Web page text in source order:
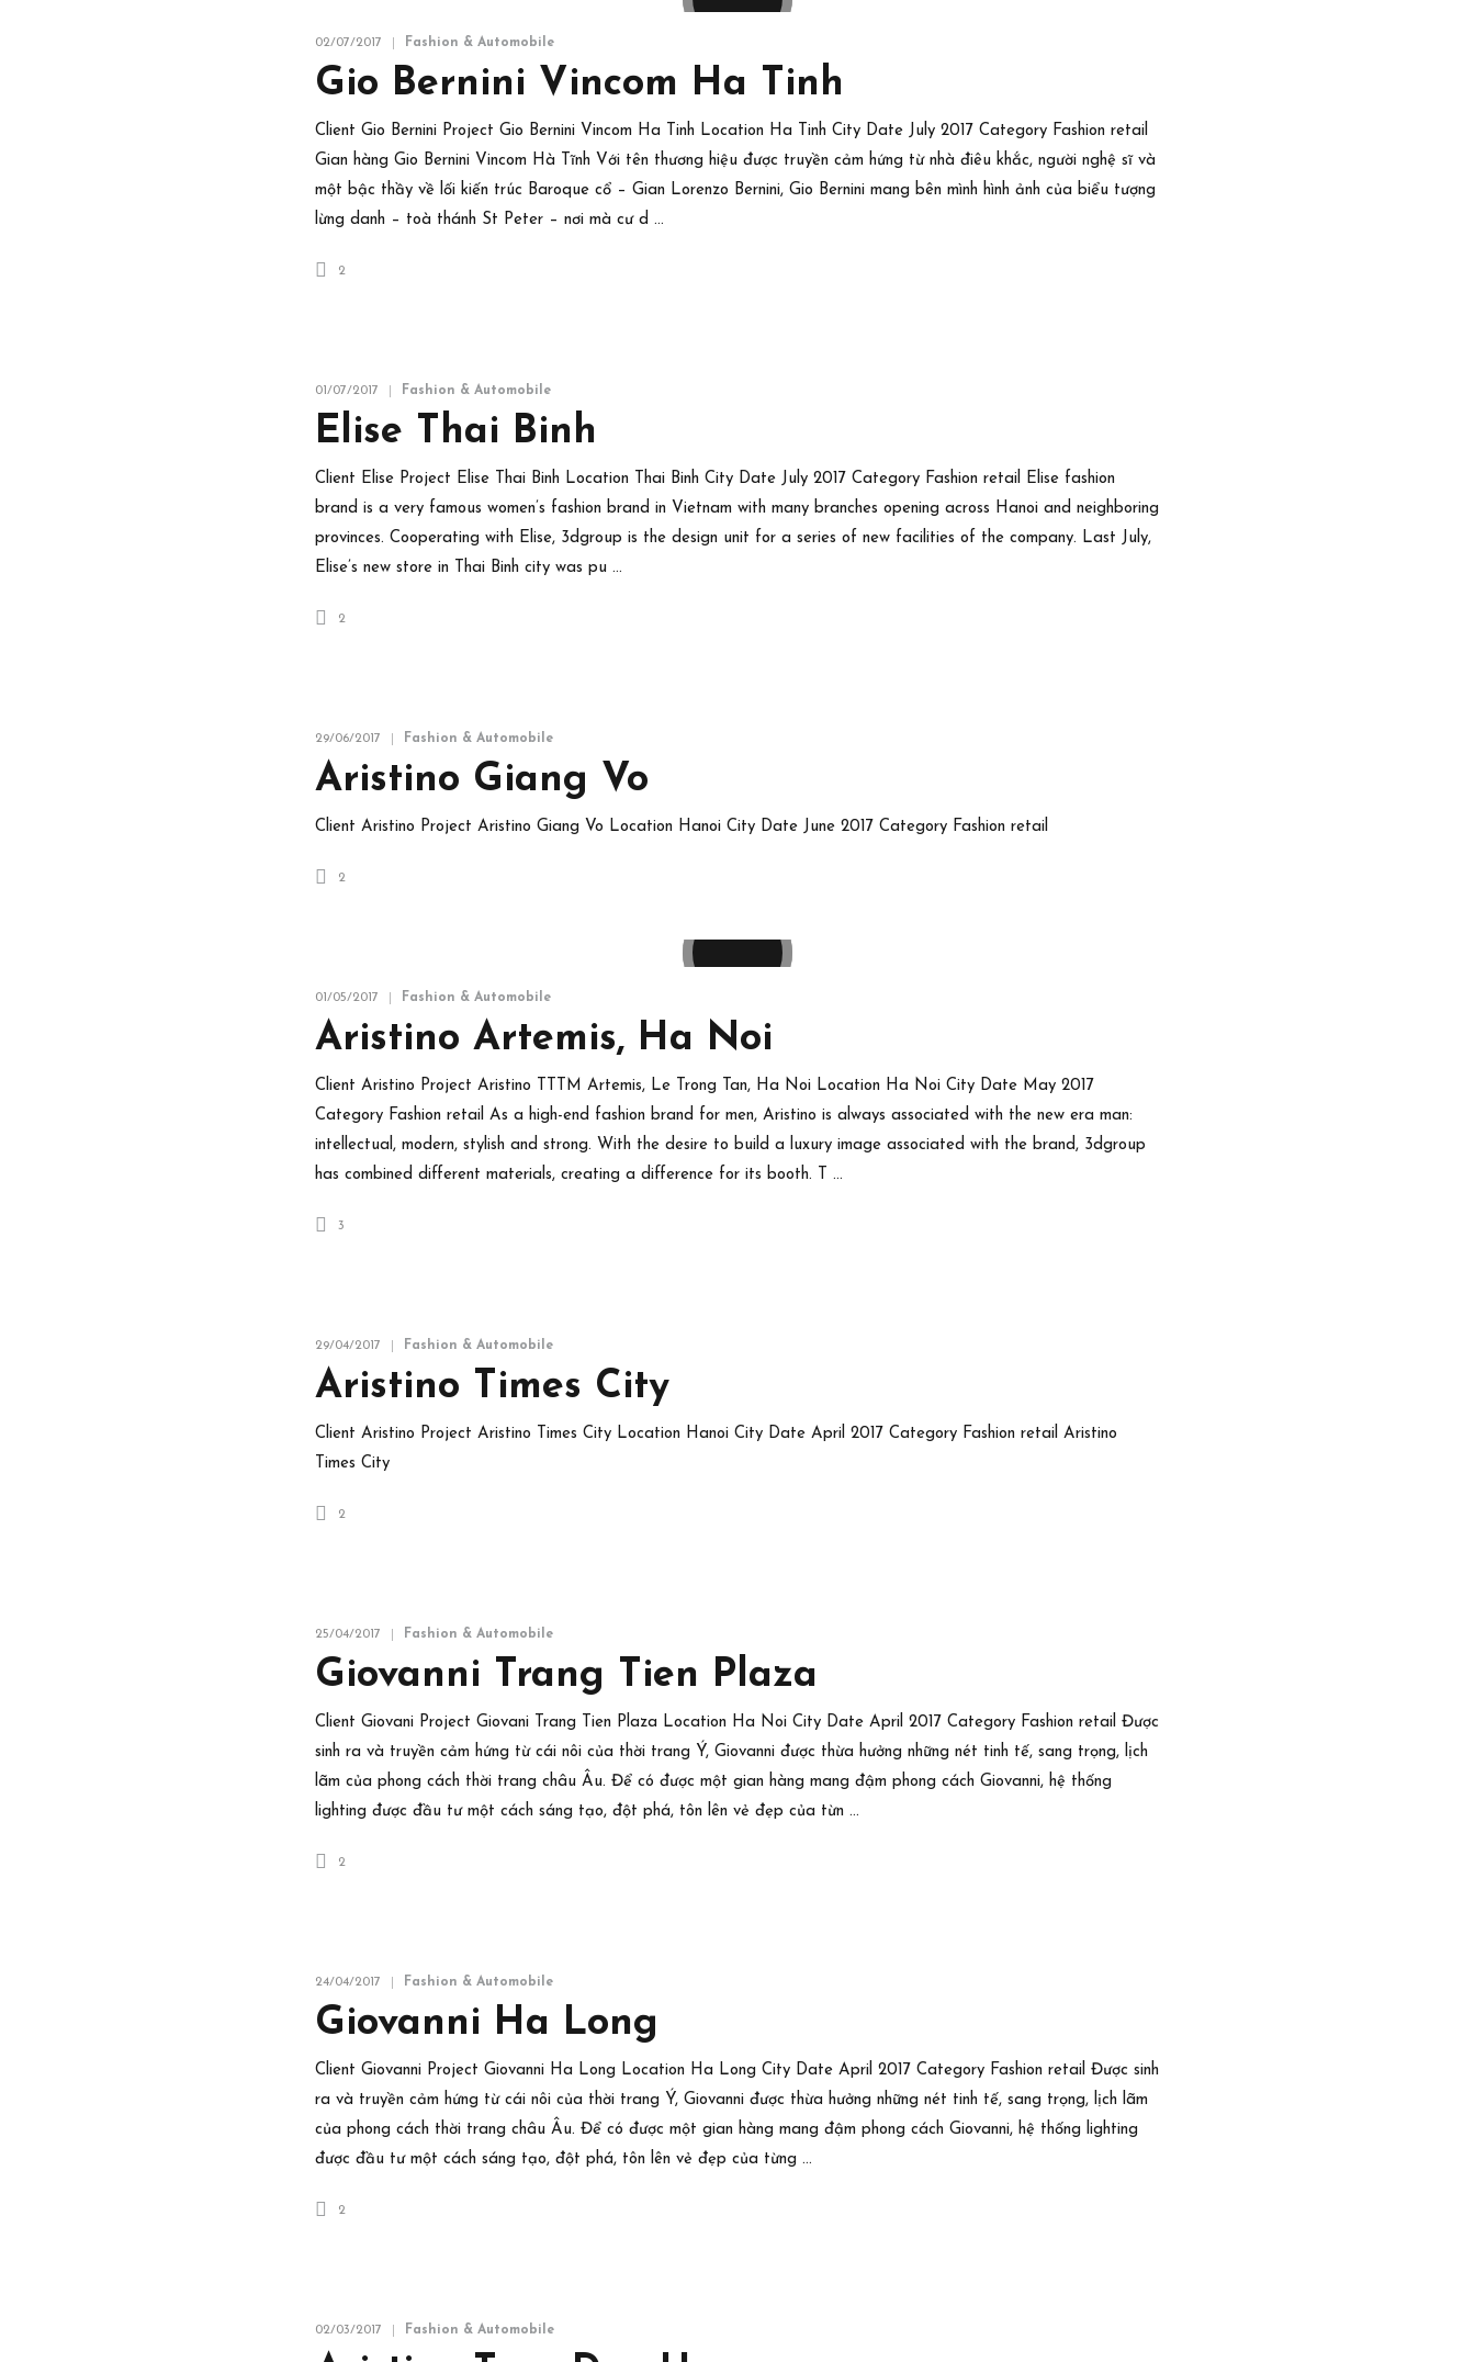
02/07/2017 Fashion & Automobile
Gio Bernini Vincom Ha Tinh
Client Gio Bernini Project Gio Bernini Vincom Ha Tinh Location Ha Tinh City Date July 2017 Category Fashion retail
Gian hàng Gio Bernini Vincom Hà Tĩnh Với tên thương hiệu được truyền cảm hứng từ nhà điêu khắc, người nghệ sĩ và
một bậc thầy về lối kiến trúc Baroque cổ – Gian Lorenzo Bernini, Gio Bernini mang bên mình hình ảnh của biểu tượng
lừng danh – toà thánh St Peter – nơi mà cư d …
2
01/07/2017 Fashion & Automobile
Elise Thai Binh
Client Elise Project Elise Thai Binh Location Thai Binh City Date July 2017 Category Fashion retail Elise fashion
brand is a very famous women’s fashion brand in Vietnam with many branches opening across Hanoi and neighboring
provinces. Cooperating with Elise, 3dgroup is the design unit for a series of new facilities of the company. Last July,
Elise’s new store in Thai Binh city was pu …
2
29/06/2017 Fashion & Automobile
Aristino Giang Vo
Client Aristino Project Aristino Giang Vo Location Hanoi City Date June 2017 Category Fashion retail
2
01/05/2017 Fashion & Automobile
Aristino Artemis, Ha Noi
Client Aristino Project Aristino TTTM Artemis, Le Trong Tan, Ha Noi Location Ha Noi City Date May 2017
Category Fashion retail As a high-end fashion brand for men, Aristino is always associated with the new era man:
intellectual, modern, stylish and strong. With the desire to build a luxury image associated with the brand, 3dgroup
has combined different materials, creating a difference for its booth. T …
3
29/04/2017 Fashion & Automobile
Aristino Times City
Client Aristino Project Aristino Times City Location Hanoi City Date April 2017 Category Fashion retail Aristino
Times City
2
25/04/2017 Fashion & Automobile
Giovanni Trang Tien Plaza
Client Giovani Project Giovani Trang Tien Plaza Location Ha Noi City Date April 2017 Category Fashion retail Được
sinh ra và truyền cảm hứng từ cái nôi của thời trang Ý, Giovanni được thừa hưởng những nét tinh tế, sang trọng, lịch
lãm của phong cách thời trang châu Âu. Để có được một gian hàng mang đậm phong cách Giovanni, hệ thống
lighting được đầu tư một cách sáng tạo, đột phá, tôn lên vẻ đẹp của từn …
2
24/04/2017 Fashion & Automobile
Giovanni Ha Long
Client Giovanni Project Giovanni Ha Long Location Ha Long City Date April 2017 Category Fashion retail Được sinh
ra và truyền cảm hứng từ cái nôi của thời trang Ý, Giovanni được thừa hưởng những nét tinh tế, sang trọng, lịch lãm
của phong cách thời trang châu Âu. Để có được một gian hàng mang đậm phong cách Giovanni, hệ thống lighting
được đầu tư một cách sáng tạo, đột phá, tôn lên vẻ đẹp của từng …
2
02/03/2017 Fashion & Automobile